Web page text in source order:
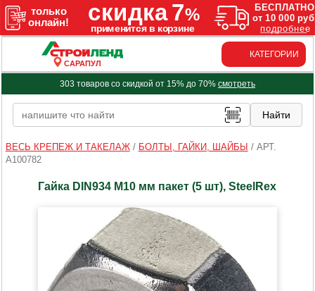
САРАПУЛ
КАТЕГОРИИ
303 товаров со скидкой от 15% до 70% смотреть
ВЕСЬ КРЕПЕЖ И ТАКЕЛАЖ/ БОЛТЫ, ГАЙКИ, ШАЙБЫ / АРТ.
A100782
Гайка DIN934 М10 мм пакет (5 шт), SteelRex